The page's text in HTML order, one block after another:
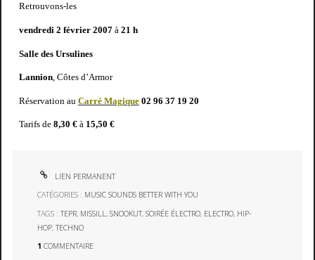
Retrouvons-les
vendredi 2 février 2007 à 21 h
Salle des Ursulines
Lannion, Côtes d’Armor
Réservation au Carré Magique 02 96 37 19 20
Tarifs de 8,30 € à 15,50 €
LIEN PERMANENT
CATÉGORIES : MUSIC SOUNDS BETTER WITH YOU
TAGS :TEPR, MISSILL ,SNOOKUT,SOIRÉE ÉLECTRO, ELECTRO, HIP-
HOP,TECHNO
1 COMMENTAIRE